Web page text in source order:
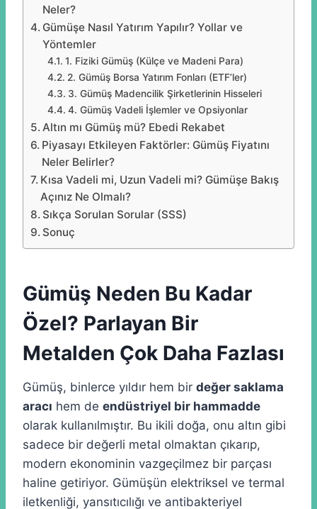
Neler?
Gümüşe Nasıl Yatırım Yapılır? Yollar ve
Yöntemler
1. Fiziki Gümüş (Külçe ve Madeni Para)
2. Gümüş Borsa Yatırım Fonları (ETF’ler)
3. Gümüş Madencilik Şirketlerinin Hisseleri
4. Gümüş Vadeli İşlemler ve Opsiyonlar
Altın mı Gümüş mü? Ebedi Rekabet
Piyasayı Etkileyen Faktörler: Gümüş Fiyatını
Neler Belirler?
Kısa Vadeli mi, Uzun Vadeli mi? Gümüşe Bakış
Açınız Ne Olmalı?
Sıkça Sorulan Sorular (SSS)
Sonuç
Gümüş Neden Bu Kadar
Özel? Parlayan Bir
Metalden Çok Daha Fazlası
Gümüş, binlerce yıldır hem bir değer saklama
aracı hem de endüstriyel bir hammadde
olarak kullanılmıştır. Bu ikili doğa, onu altın gibi
sadece bir değerli metal olmaktan çıkarıp,
modern ekonominin vazgeçilmez bir parçası
haline getiriyor. Gümüşün elektriksel ve termal
iletkenliği, yansıtıcılığı ve antibakteriyel